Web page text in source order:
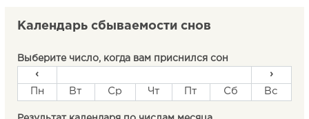
Календарь сбываемости снов
Выберите число, когда вам приснился сон
‹
›
Пн
Вт Ср Чт Пт Сб Вс